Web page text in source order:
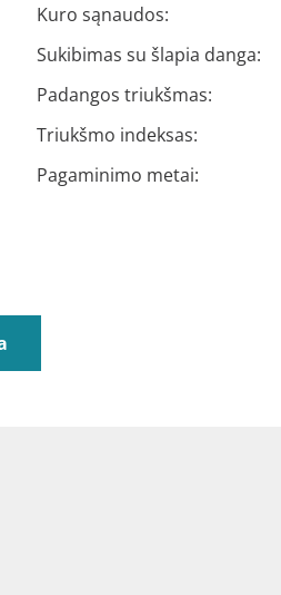
Kuro sąnaudos:
Sukibimas su šlapia danga:
Padangos triukšmas:
Triukšmo indeksas:
Pagaminimo metai: